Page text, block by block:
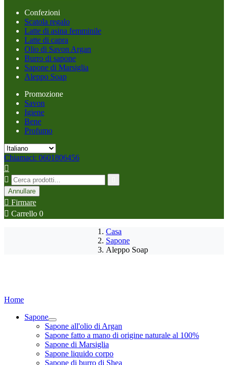
Confezioni
Scatola regalo
Latte di asina femminile
Latte di capra
Olio di Savon Argan
Burro di sapone
Sapone di Marsiglia
Aleppo Soap
Promozione
Savon
Igiene
Bene
Profumo
Chiamaci: 0601806456


Annullare
 Firmare
 Carrello 0
Casa
Sapone
Aleppo Soap
Home
Sapone
Sapone all'olio di Argan
Sapone fatto a mano di origine naturale al 100%
Sapone di Marsiglia
Sapone liquido corpo
Sapone di burro di Shea